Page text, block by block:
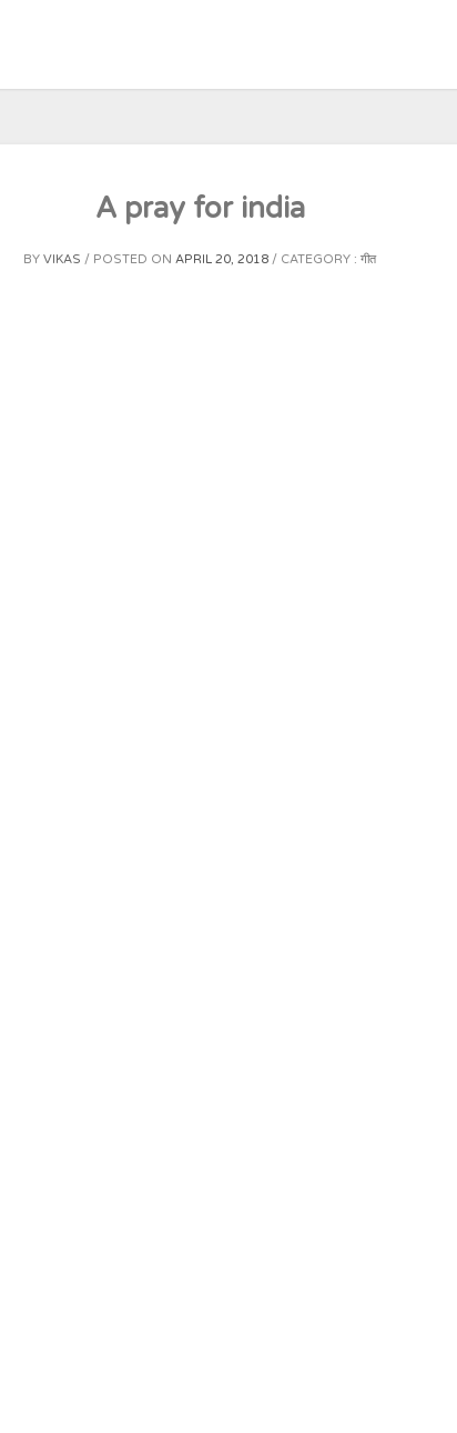
A pray for india
BY VIKAS POSTED ON APRIL 20, 2018 CATEGORY : गीत